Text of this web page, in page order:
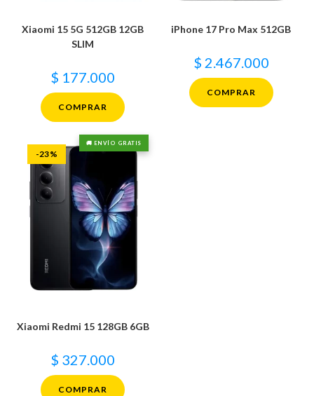
Xiaomi 15 5G 512GB 12GB
SLIM
$ 177.000
COMPRAR
iPhone 17 Pro Max 512GB
$ 2.467.000
COMPRAR
🚚 ENVÍO GRATIS
-23%
Xiaomi Redmi 15 128GB 6GB
$ 327.000
COMPRAR